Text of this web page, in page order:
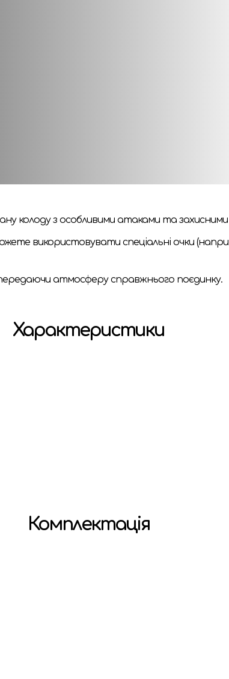
бійців для видовищних битв на арені.
колоду з особливими атаками та
використовувати спеціальні очки
атмосферу справжнього поєдинку.
Характеристики
Комплектація